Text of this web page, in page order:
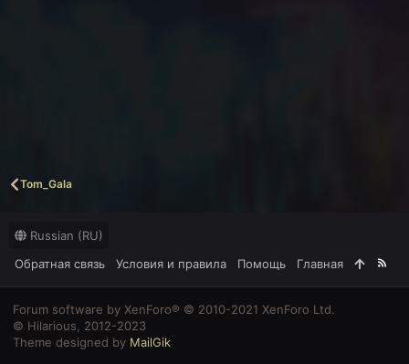
Tom_Gala
Russian (RU)
Обратная связь
Условия и правила Помощь Главная
R
S
Forum software by XenForo® © 2010-2021 XenForo Ltd.
© Hilarious, 2012-2023
Theme designed by MailGik